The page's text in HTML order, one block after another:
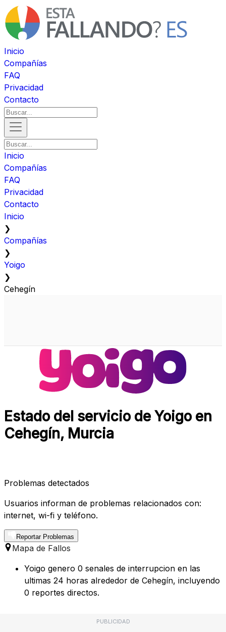
Inicio
Compañías
FAQ
Privacidad
Contacto
Inicio
Compañías
FAQ
Privacidad
Contacto
Inicio
❯
Compañías
❯
Yoigo
❯
Cehegín
Estado del servicio de Yoigo en
Cehegín, Murcia
Problemas detectados
Usuarios informan de problemas relacionados con:
internet, wi-fi y teléfono.
Reportar Problemas
Mapa de Fallos
Yoigo genero 0 senales de interrupcion en las
ultimas 24 horas alrededor de Cehegín, incluyendo
0 reportes directos.
PUBLICIDAD